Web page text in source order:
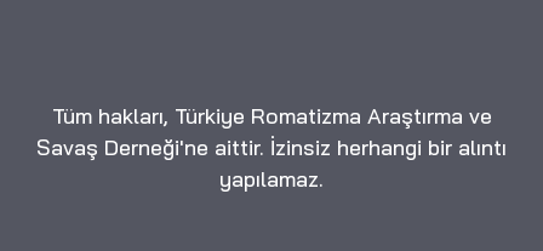
Tüm hakları, Türkiye Romatizma Araştırma ve
Savaş Derneği'ne aittir. İzinsiz herhangi bir alıntı
yapılamaz.